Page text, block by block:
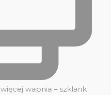
wapnia – szklank